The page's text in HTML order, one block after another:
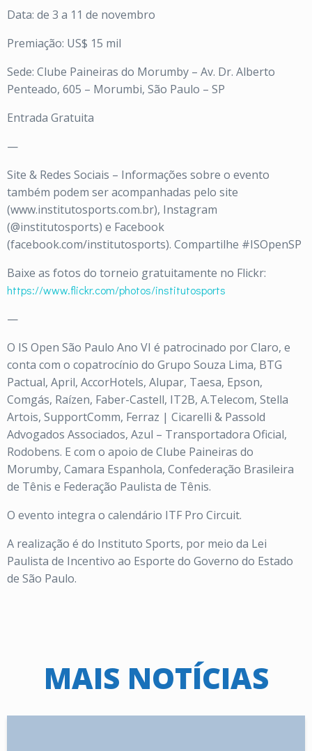
Data: de 3 a 11 de novembro
Premiação: US$ 15 mil
Sede: Clube Paineiras do Morumby – Av. Dr. Alberto
Penteado, 605 – Morumbi, São Paulo – SP
Entrada Gratuita
—
Site & Redes Sociais – Informações sobre o evento
também podem ser acompanhadas pelo site
(www.institutosports.com.br), Instagram
(@institutosports) e Facebook
(facebook.com/institutosports). Compartilhe #ISOpenSP
Baixe as fotos do torneio gratuitamente no Flickr:
https://www.flickr.com/photos/institutosports
—
O IS Open São Paulo Ano VI é patrocinado por Claro, e
conta com o copatrocínio do Grupo Souza Lima, BTG
Pactual, April, AccorHotels, Alupar, Taesa, Epson,
Comgás, Raízen, Faber-Castell, IT2B, A.Telecom, Stella
Artois, SupportComm, Ferraz | Cicarelli & Passold
Advogados Associados, Azul – Transportadora Oficial,
Rodobens. E com o apoio de Clube Paineiras do
Morumby, Camara Espanhola, Confederação Brasileira
de Tênis e Federação Paulista de Tênis.
O evento integra o calendário ITF Pro Circuit.
A realização é do Instituto Sports, por meio da Lei
Paulista de Incentivo ao Esporte do Governo do Estado
de São Paulo.
MAIS NOTÍCIAS